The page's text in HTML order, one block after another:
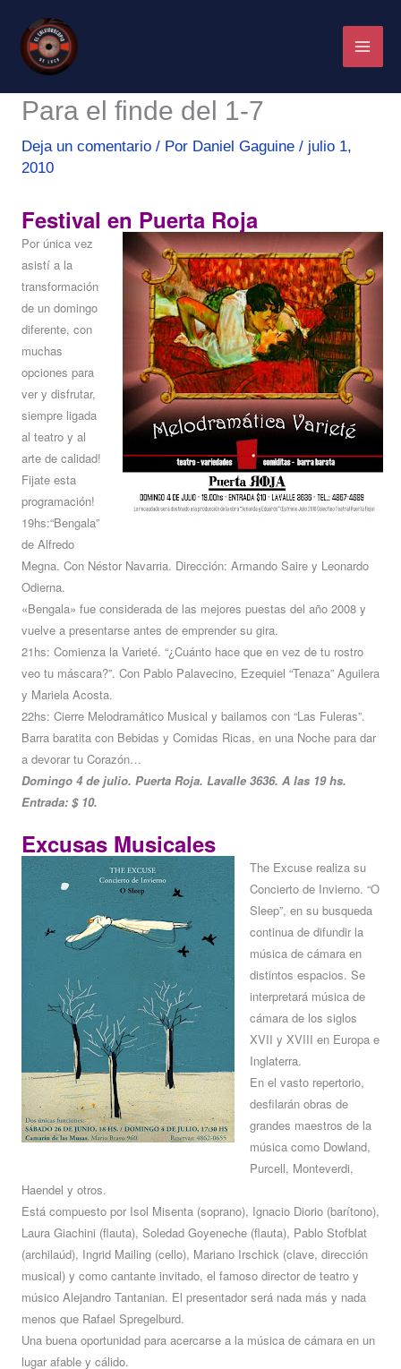
contenido
Para el finde del 1-7
Deja un comentario / Por Daniel Gaguine / julio 1,
2010
Festival en Puerta Roja
Por única vez
asistí a la
transformación
de un domingo
diferente, con
muchas
opciones para
ver y disfrutar,
siempre ligada
al teatro y al
arte de calidad!
Fijate esta
programación!
19hs:“Bengala”
de Alfredo
Megna. Con Néstor Navarria. Dirección: Armando Saire y Leonardo
Odierna.
«Bengala» fue considerada de las mejores puestas del año 2008 y
vuelve a presentarse antes de emprender su gira.
21hs: Comienza la Varieté. “¿Cuánto hace que en vez de tu rostro
veo tu máscara?”. Con Pablo Palavecino, Ezequiel “Tenaza” Aguilera
y Mariela Acosta.
22hs: Cierre Melodramático Musical y bailamos con “Las Fuleras”.
Barra baratita con Bebidas y Comidas Ricas, en una Noche para dar
a devorar tu Corazón…
Domingo 4 de julio. Puerta Roja. Lavalle 3636. A las 19 hs.
Entrada: $ 10.
Excusas Musicales
The Excuse realiza su
Concierto de Invierno. “O
Sleep”, en su busqueda
continua de difundir la
música de cámara en
distintos espacios. Se
interpretará música de
cámara de los siglos
XVII y XVIII en Europa e
Inglaterra.
En el vasto repertorio,
desfilarán obras de
grandes maestros de la
música como Dowland,
Purcell, Monteverdi,
Haendel y otros.
Está compuesto por Isol Misenta (soprano), Ignacio Diorio (barítono),
Laura Giachini (flauta), Soledad Goyeneche (flauta), Pablo Stofblat
(archilaúd), Ingrid Mailing (cello), Mariano Irschick (clave, dirección
musical) y como cantante invitado, el famoso director de teatro y
músico Alejandro Tantanian. El presentador será nada más y nada
menos que Rafael Spregelburd.
Una buena oportunidad para acercarse a la música de cámara en un
lugar afable y cálido.